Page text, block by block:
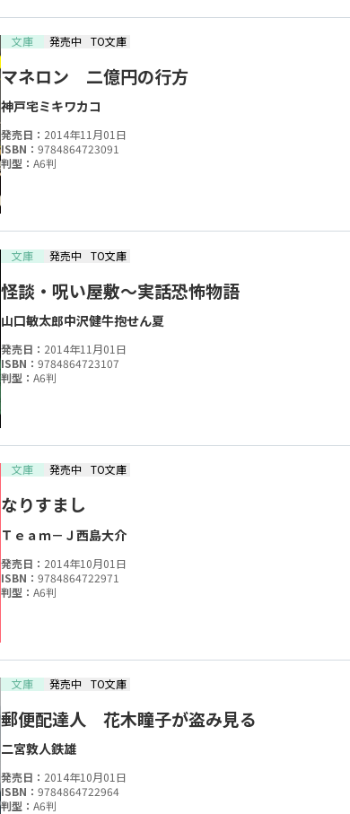
文庫 発売中 TO文庫
マネロン 二億円の行方
神戸宅ミキワカコ
発売日： 2014年11月01日
ISBN： 9784864723091
判型： A6判
文庫 発売中 TO文庫
怪談・呪い屋敷～実話恐怖物語
山口敏太郎中沢健牛抱せん夏
発売日： 2014年11月01日
ISBN： 9784864723107
判型： A6判
文庫 発売中 TO文庫
なりすまし
Ｔｅａｍ－Ｊ 西島大介
発売日： 2014年10月01日
ISBN： 9784864722971
判型： A6判
文庫 発売中 TO文庫
郵便配達人 花木瞳子が盗み見る
二宮敦人鉄雄
発売日： 2014年10月01日
ISBN： 9784864722964
判型： A6判